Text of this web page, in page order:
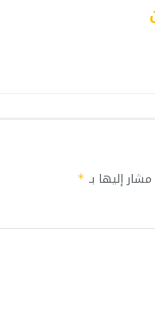
مشار إليها بـ *